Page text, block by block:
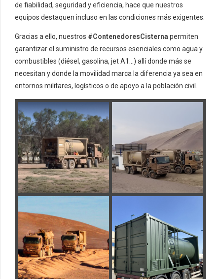
de fiabilidad, seguridad y eficiencia, hace que nuestros
equipos destaquen incluso en las condiciones más exigentes.
Gracias a ello, nuestros #ContenedoresCisterna permiten
garantizar el suministro de recursos esenciales como agua y
combustibles (diésel, gasolina, jet A1…) allí donde más se
necesitan y donde la movilidad marca la diferencia ya sea en
entornos militares, logísticos o de apoyo a la población civil.